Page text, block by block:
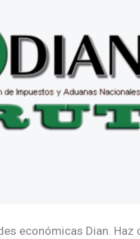
económicas Dian. Haz